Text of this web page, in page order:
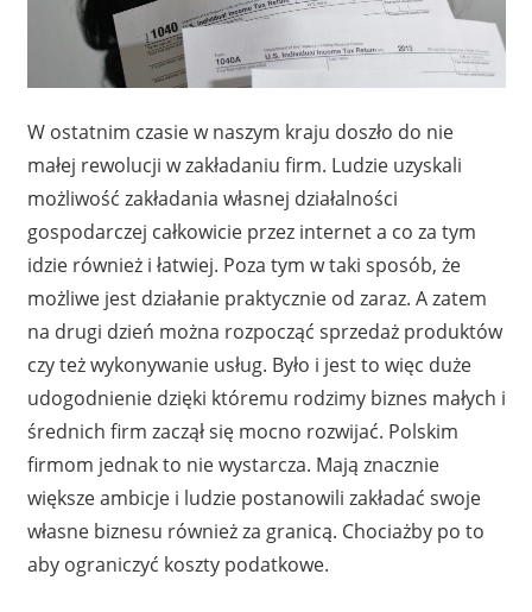
W ostatnim czasie w naszym kraju doszło do nie
małej rewolucji w zakładaniu firm. Ludzie uzyskali
możliwość zakładania własnej działalności
gospodarczej całkowicie przez internet a co za tym
idzie również i łatwiej. Poza tym w taki sposób, że
możliwe jest działanie praktycznie od zaraz. A zatem
na drugi dzień można rozpocząć sprzedaż produktów
czy też wykonywanie usług. Było i jest to więc duże
udogodnienie dzięki któremu rodzimy biznes małych i
średnich firm zaczął się mocno rozwijać. Polskim
firmom jednak to nie wystarcza. Mają znacznie
większe ambicje i ludzie postanowili zakładać swoje
własne biznesu również za granicą. Chociażby po to
aby ograniczyć koszty podatkowe.